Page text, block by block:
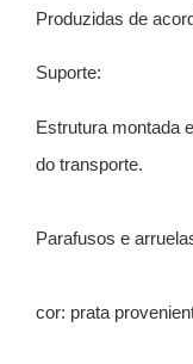
Produzidas de
Suporte:
Estrutura montada
do transporte.
Parafusos e
cor: prata